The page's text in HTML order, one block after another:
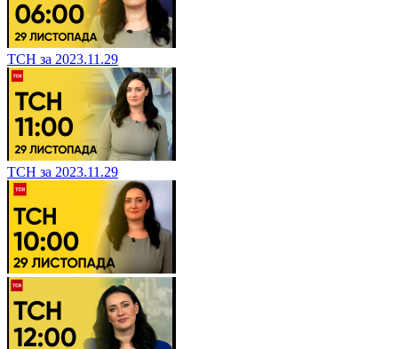
ТСН за 2023.11.29
ТСН за 2023.11.29